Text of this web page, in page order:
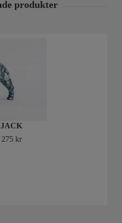
JACK
275 kr